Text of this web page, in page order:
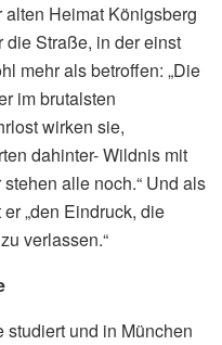
Heimat Königsberg
Straße, in der einst
mehr als betroffen: „Die
im brutalsten
wirken sie,
dahinter- Wildnis mit
alle noch.“ Und als
„den Eindruck, die
verlassen.“
und in München